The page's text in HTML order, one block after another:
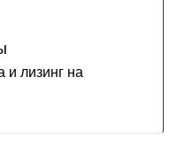
и лизинг на